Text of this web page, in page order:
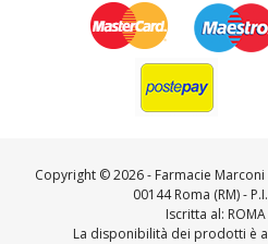
Copyright ©2026 - Farmacie
00144 Roma (RM) -
Iscritta al:
La disponibilità dei prodotti è